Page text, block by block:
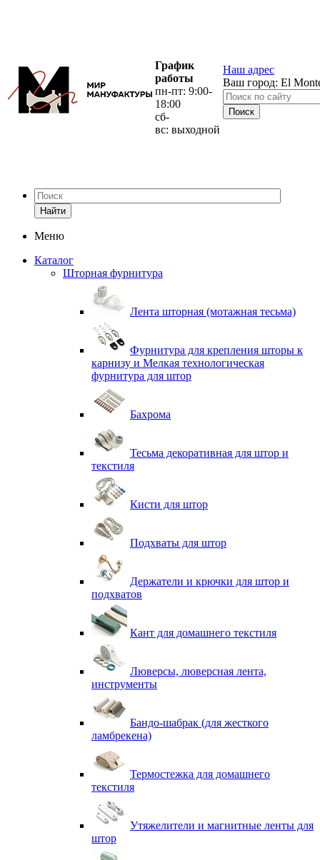
График
работы
пн-пт: 9:00-
18:00
сб-
вс: выходной
Наш адрес
Ваш город: El
Найти
Меню
Каталог
Шторная фурнитура
Лента шторная (мотажная тесьма)
Фурнитура для крепления шторы к
карнизу и Мелкая технологическая
фурнитура для штор
Бахрома
Тесьма декоративная для штор и
текстиля
Кисти для штор
Подхваты для штор
Держатели и крючки для штор и
подхватов
Кант для домашнего текстиля
Люверсы, люверсная лента,
инструменты
Бандо-шабрак (для жесткого
ламбрекена)
Термостежка для домашнего
текстиля
Утяжелители и магнитные ленты для
штор